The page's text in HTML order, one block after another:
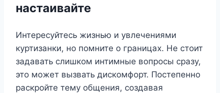
настаивайте
Интересуйтесь жизнью и увлечениями
куртизанки, но помните о границах. Не стоит
задавать слишком интимные вопросы сразу,
это может вызвать дискомфорт. Постепенно
раскройте тему общения, создавая